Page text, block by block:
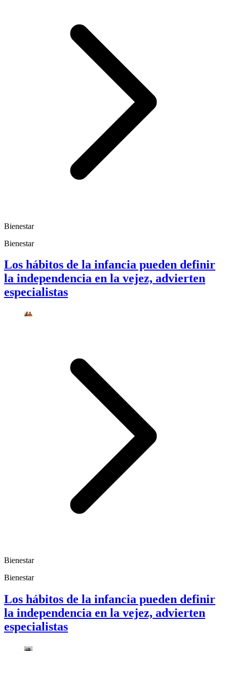
Bienestar
Bienestar
Los hábitos de la infancia pueden definir
la independencia en la vejez, advierten
especialistas
Bienestar
Bienestar
Los hábitos de la infancia pueden definir
la independencia en la vejez, advierten
especialistas